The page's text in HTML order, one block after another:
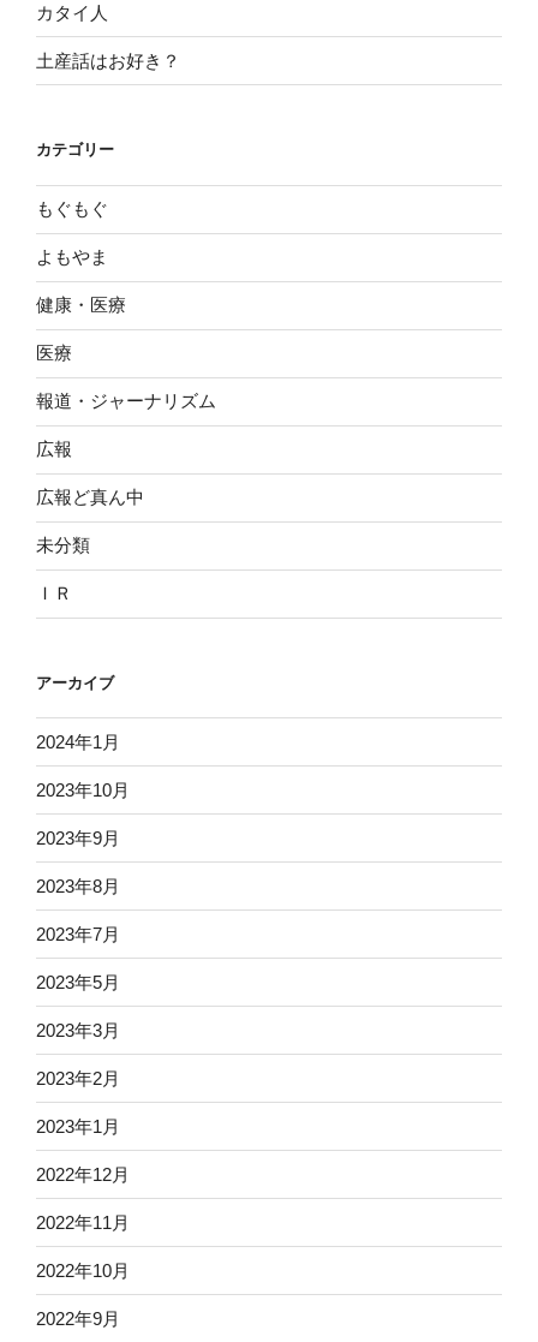
カタイ人
土産話はお好き？
カテゴリー
もぐもぐ
よもやま
健康・医療
医療
報道・ジャーナリズム
広報
広報ど真ん中
未分類
ＩＲ
アーカイブ
2024年1月
2023年10月
2023年9月
2023年8月
2023年7月
2023年5月
2023年3月
2023年2月
2023年1月
2022年12月
2022年11月
2022年10月
2022年9月